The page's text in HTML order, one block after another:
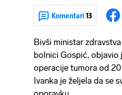
Komentari 13
Bivši ministar
bolnici Gospić, objavio
operacije tumora od
Ivanka je željela da se